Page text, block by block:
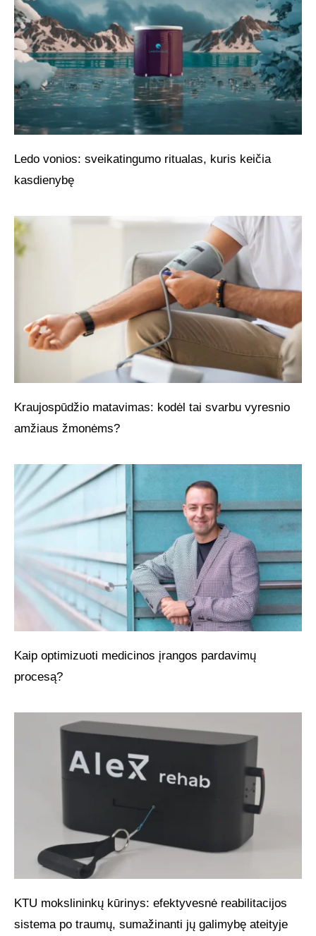
Ledo vonios: sveikatingumo ritualas, kuris keičia
kasdienybę
Kraujospūdžio matavimas: kodėl tai svarbu vyresnio
amžiaus žmonėms?
Kaip optimizuoti medicinos įrangos pardavimų
procesą?
KTU mokslininkų kūrinys: efektyvesnė reabilitacijos
sistema po traumų, sumažinanti jų galimybę ateityje